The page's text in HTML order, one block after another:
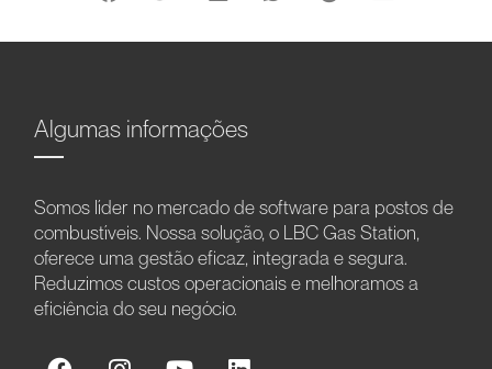
Algumas informações
Somos líder no mercado de software para postos de
combustíveis. Nossa solução, o LBC Gas Station,
oferece uma gestão eficaz, integrada e segura.
Reduzimos custos operacionais e melhoramos a
eficiência do seu negócio.